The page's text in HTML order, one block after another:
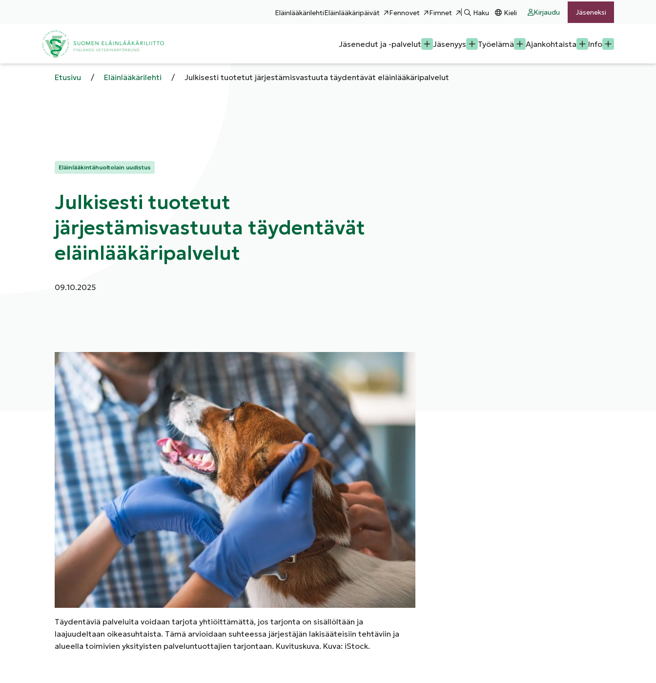
EläinlääkärilehtiEläinlääkäripäivät Fennovet Fimnet Haku Kieli Kirjaudu Jäseneksi
Jäsenedut ja -palvelut Jäsenyys Työelämä Ajankohtaista Info
Etusivu / Eläinlääkärilehti / Julkisesti tuotetut järjestämisvastuuta täydentävät eläinlääkäripalvelut
Kategoriat:
Eläinlääkintähuoltolain uudistus
Julkisesti tuotetut
järjestämisvastuuta täydentävät
eläinlääkäripalvelut
Julkaistu:
09.10.2025
Täydentäviä palveluita voidaan tarjota yhtiöittämättä, jos tarjonta on sisällöltään ja
laajuudeltaan oikeasuhtaista. Tämä arvioidaan suhteessa järjestäjän lakisääteisiin tehtäviin ja
alueella toimivien yksityisten palveluntuottajien tarjontaan. Kuvituskuva. Kuva: iStock.